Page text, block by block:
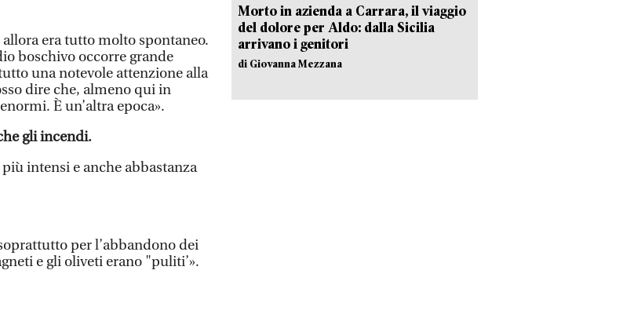
allora era tutto molto spontaneo.
boschivo occorre grande
una notevole attenzione alla
dire che, almeno qui in
È un’altra epoca».
gli incendi.
intensi e anche abbastanza
per l’abbandono dei
e gli oliveti erano "puliti’».
Morto in azienda a Carrara, il viaggio
del dolore per Aldo: dalla Sicilia
arrivano i genitori
di Giovanna Mezzana